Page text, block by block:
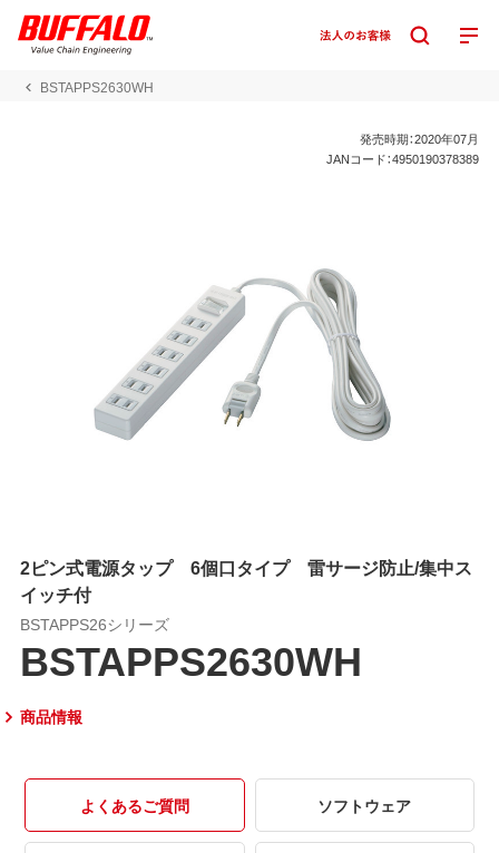
BSTAPPS2630WH
発売時期：2020年07月
JANコード：4950190378389
2ピン式電源タップ 6個口タイプ 雷サージ防止/集中ス
イッチ付
BSTAPPS26シリーズ
BSTAPPS2630WH
商品情報
よくあるご質問 ソフトウェア